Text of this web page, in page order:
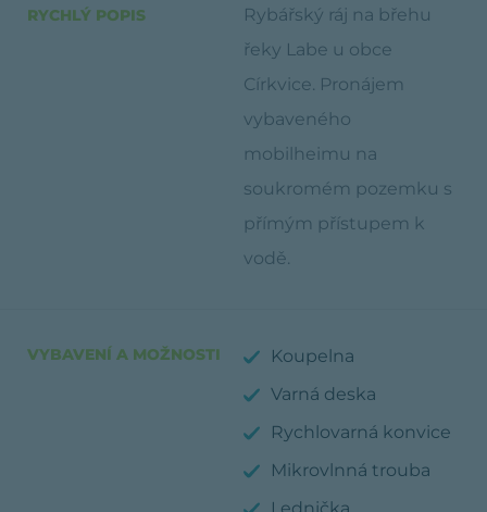
RYCHLÝ POPIS
Rybářský ráj na břehu
řeky Labe u obce
Církvice. Pronájem
vybaveného
mobilheimu na
soukromém pozemku s
přímým přístupem k
vodě.
VYBAVENÍ A MOŽNOSTI
Koupelna
Varná deska
Rychlovarná konvice
Mikrovlnná trouba